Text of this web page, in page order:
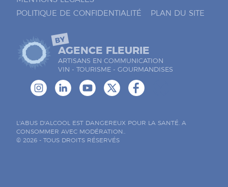
POLITIQUE DE CONFIDENTIALITÉ
PLAN DU SITE
BY
AGENCE FLEURIE
ARTISANS EN COMMUNICATION
VIN - TOURISME - GOURMANDISES
L'ABUS D'ALCOOL EST DANGEREUX POUR LA SANTÉ. A
CONSOMMER AVEC MODÉRATION..
© 2026 - TOUS DROITS RÉSERVÉS